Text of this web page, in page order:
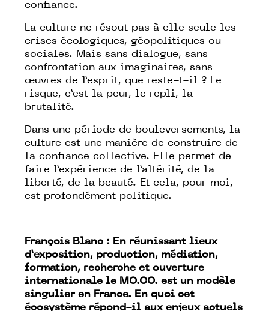
confiance.
La culture ne résout pas à elle seule les
crises écologiques, géopolitiques ou
sociales. Mais sans dialogue, sans
confrontation aux imaginaires, sans
œuvres de l’esprit, que reste-t-il ? Le
risque, c’est la peur, le repli, la
brutalité.
Dans une période de bouleversements, la
culture est une manière de construire de
la confiance collective. Elle permet de
faire l’expérience de l’altérité, de la
liberté, de la beauté. Et cela, pour moi,
est profondément politique.
François Blanc : En réunissant lieux
d’exposition, production, médiation,
formation, recherche et ouverture
internationale le MO.CO. est un modèle
singulier en France. En quoi cet
écosystème répond-il aux enjeux actuels